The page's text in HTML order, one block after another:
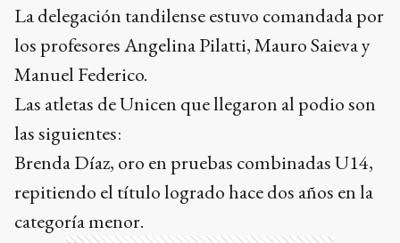
La delegación tandilense estuvo comandada por
los profesores Angelina Pilatti, Mauro Saieva y
Manuel Federico.
Las atletas de Unicen que llegaron al podio son
las siguientes:
Brenda Díaz, oro en pruebas combinadas U14,
repitiendo el título logrado hace dos años en la
categoría menor.